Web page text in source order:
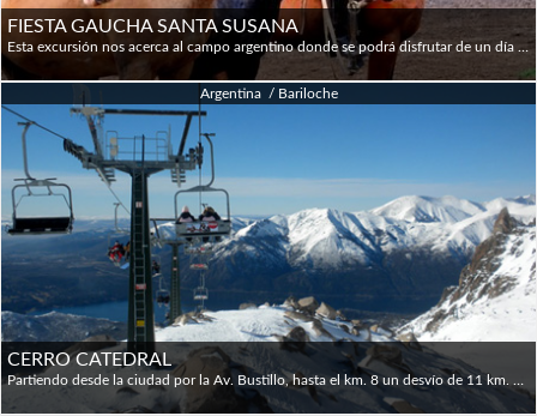
FIESTA GAUCHA SANTA SUSANA
Esta excursión nos acerca al campo argentino donde se podrá disfrutar de un día en una estancia y descubrir su danza y canciones tradicionales, participando así de un verdadero Festival Gaucho. La recepción de bienvenida será con empanadas típicas y vino argentino. Luego se disfrutará de un delicioso asado argentino y a continuación habrá un show folklórico con canciones y bailes, una demostración de las habilidades gauchas, una exhibición de caballos y la sortija. También se podrá subir a un típico sulki para tener una mejor sensación de la forma de vida de los gauchos. Una experiencia inolvidable para vivir de cerca la vida en las Pampas y conocer las costumbres de su gente. Santa Susana está ubicada a 85 Km de la ciudad de Buenos Aires en Los Cardales.
Argentina / Bariloche
CERRO CATEDRAL